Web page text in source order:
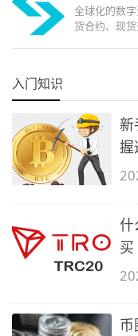
全球化的数
货合约、现货
入门知识
新
握
什
买
币